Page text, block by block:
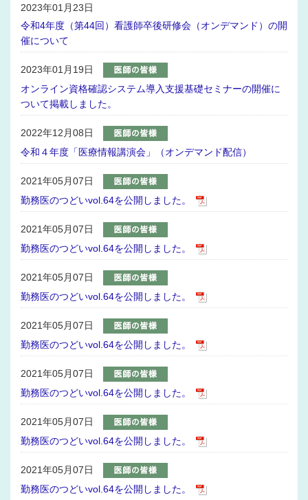
2023年01月23日
令和4年度（第44回）看護師卒後研修会（オンデマンド）の開
催について
2023年01月19日
オンライン資格確認システム導入支援基礎セミナーの開催に
ついて掲載しました。
2022年12月08日
令和４年度「医療情報講演会」（オンデマンド配信）
2021年05月07日
勤務医のつどいvol.64を公開しました。
2021年05月07日
勤務医のつどいvol.64を公開しました。
2021年05月07日
勤務医のつどいvol.64を公開しました。
2021年05月07日
勤務医のつどいvol.64を公開しました。
2021年05月07日
勤務医のつどいvol.64を公開しました。
2021年05月07日
勤務医のつどいvol.64を公開しました。
2021年05月07日
勤務医のつどいvol.64を公開しました。